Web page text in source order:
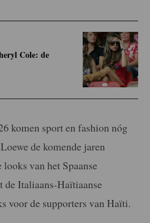
Cole: de
komen sport en fashion nóg
de komende jaren
van het Spaanse
de Italiaans-Haïtiaanse
voor de supporters van Haïti.